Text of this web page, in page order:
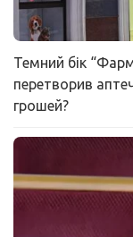
Темний бік
перетворив
грошей?